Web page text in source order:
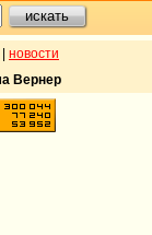
новости
Вернер